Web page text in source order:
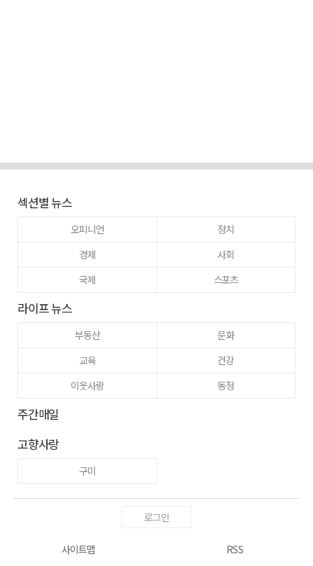
섹션별 뉴스
오피니언
정치
경제
사회
국제
스포츠
라이프 뉴스
부동산
문화
교육
건강
이웃사랑
동정
주간매일
고향사랑
구미
로그인
사이트맵 RSS